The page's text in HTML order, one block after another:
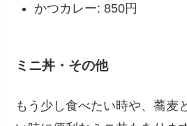
かつカレー: 850円
ミニ丼・その他
もう少し食べたい時や、蕎麦